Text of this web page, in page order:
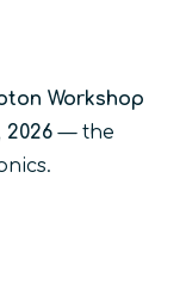
Workshop
2026 — the